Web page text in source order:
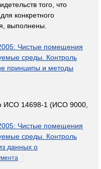
того, что
конкретного
выполнены.
Чистые помещения
среды. Контроль
принципы и методы
ИСО 14698-1 (ИСО 9000,
Чистые помещения
среды. Контроль
данных о